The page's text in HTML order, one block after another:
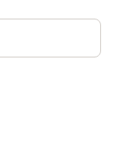
with a garden as